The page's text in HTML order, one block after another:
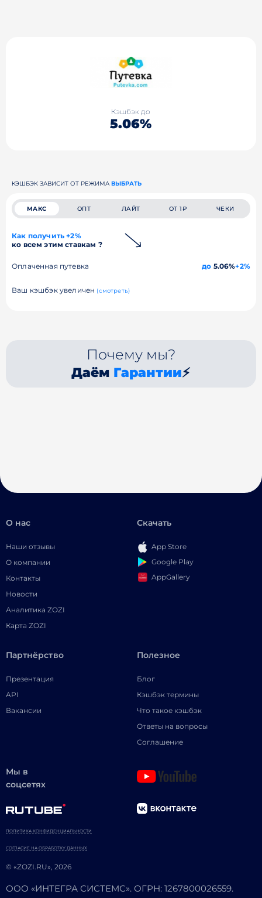
Кэшбэк до
5.06%
КЭШБЭК ЗАВИСИТ ОТ РЕЖИМА ВЫБРАТЬ
МАКС ОПТ ЛАЙТ ОТ 1₽ ЧЕКИ
Как получить +2%
ко всем этим ставкам ?
Оплаченная путевка до 5.06%+2%
Ваш кэшбэк увеличен (смотреть)
Почему мы?
Даём Гарантии⚡
О нас
Наши отзывы
О компании
Контакты
Новости
Аналитика ZOZI
Карта ZOZI
Скачать
App Store
Google Play
AppGallery
Партнёрство
Презентация
API
Вакансии
Полезное
Блог
Кэшбэк термины
Что такое кэшбэк
Ответы на вопросы
Соглашение
Мы в
соцсетях
© «ZOZI.RU», 2026
ПОЛИТИКА КОНФИДЕНЦИАЛЬНОСТИ
СОГЛАСИЕ НА ОБРАБОТКУ ДАННЫХ
ООО «ИНТЕГРА СИСТЕМС». ОГРН: 1267800026559.